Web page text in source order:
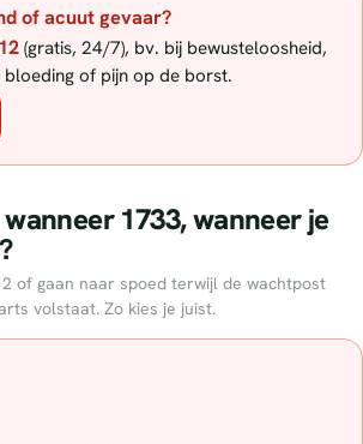
of acuut gevaar?
(gratis, 24/7), bv. bij bewusteloosheid,
of pijn op de borst.
1733, wanneer je
of gaan naar spoed terwijl de wachtpost
volstaat. Zo kies je juist.